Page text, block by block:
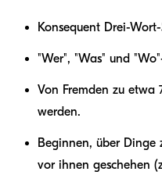
Konsequent Drei-
"Wer", "Was" und
Von Fremden zu etwa
werden.
Beginnen, über Dinge
vor ihnen geschehen